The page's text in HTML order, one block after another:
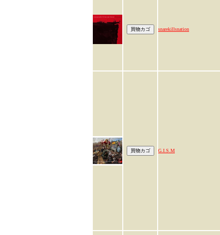
snarekillsnation
G.I.S.M